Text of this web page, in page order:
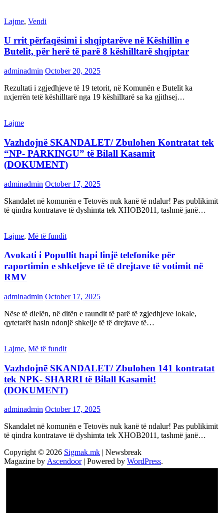
Lajme, Vendi
U rrit përfaqësimi i shqiptarëve në Këshillin e
Butelit, për herë të parë 8 këshilltarë shqiptar
adminadmin October 20, 2025
Rezultati i zgjedhjeve të 19 tetorit, në Komunën e Butelit ka
nxjerrën tetë këshilltarë nga 19 këshilltarë sa ka gjithsej…
Lajme
Vazhdojnë SKANDALET/ Zbulohen Kontratat tek
“NP- PARKINGU” të Bilall Kasamit
(DOKUMENT)
adminadmin October 17, 2025
Skandalet në komunën e Tetovës nuk kanë të ndalur! Pas publikimit
të qindra kontratave të dyshimta tek XHOB2011, tashmë janë…
Lajme, Më të fundit
Avokati i Popullit hapi linjë telefonike për
raportimin e shkeljeve të të drejtave të votimit në
RMV
adminadmin October 17, 2025
Nëse të dielën, në ditën e raundit të parë të zgjedhjeve lokale,
qytetarët hasin ndonjë shkelje të të drejtave të…
Lajme, Më të fundit
Vazhdojnē SKANDALET/ Zbulohen 141 kontratat
tek NPK- SHARRI të Bilall Kasamit!
(DOKUMENT)
adminadmin October 17, 2025
Skandalet në komunën e Tetovës nuk kanë të ndalur! Pas publikimit
të qindra kontratave të dyshimta tek XHOB2011, tashmë janë…
Copyright © 2026 Sigmak.mk | Newsbreak
Magazine by Ascendoor| Powered by WordPress.